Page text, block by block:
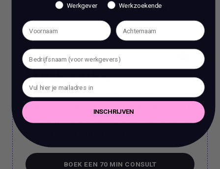
Consultant via sollicitanten@susa.nlof bel 06-
18971479.
Work Talks
Wil je een stap vooruit zetten in je carrière?
Ben je op zoek naar meer dan alleen reguliere
coaching? Bij ons, Vacature Via, kun je dan in
BOEK EEN 70 MIN CONSULT
Werkgever Werkzoekende
INSCHRIJVEN